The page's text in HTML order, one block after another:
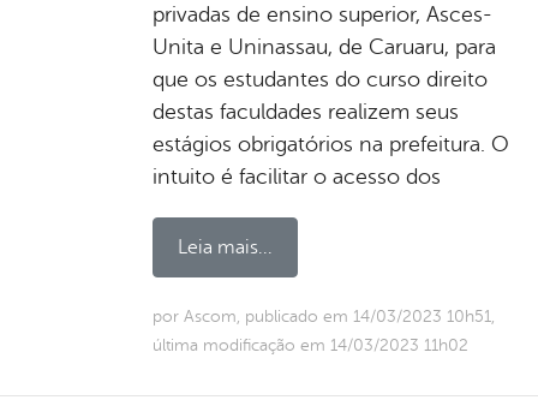
privadas de ensino superior, Asces-
Unita e Uninassau, de Caruaru, para
que os estudantes do curso direito
destas faculdades realizem seus
estágios obrigatórios na prefeitura. O
intuito é facilitar o acesso dos
Leia mais...
por Ascom, publicado em 14/03/2023 10h51,
última modificação em 14/03/2023 11h02